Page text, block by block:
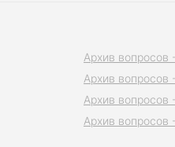
Архив вопросов
Архив вопросов
Архив вопросов
Архив вопросов